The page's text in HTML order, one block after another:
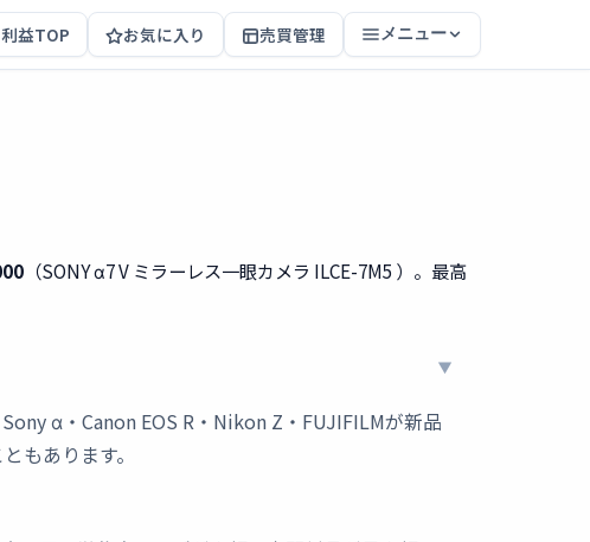
利益TOP お気に入り 売買管理 メニュー
（SONY α7 V ミラーレス一眼カメラ ILCE-7M5 ）。最高
α・Canon EOS R・Nikon Z・FUJIFILMが新品
もあります。